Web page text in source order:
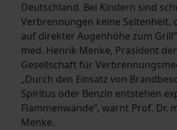
Deutschland. Bei Kindern sind
Verbrennungen keine Seltenheit,
auf direkter Augenhöhe zum
med. Henrik Menke, Präsident
Gesellschaft für
„Durch den Einsatz von
Spiritus oder Benzin entstehen
Flammenwände“, warnt Prof. Dr.
Menke.